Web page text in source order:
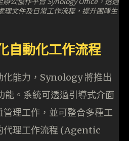
理文件及日常工作流程，提升團隊生
自動化工作流程
化能力，Synology 將推出
。系統可透過引導式介面
理工作，並可整合多種工
代理工作流程 (Agentic